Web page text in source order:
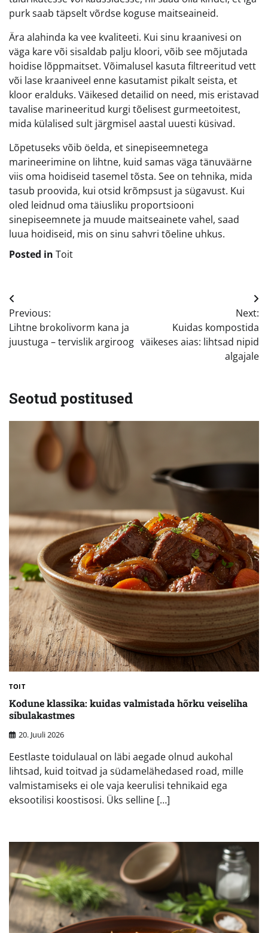
purk saab täpselt võrdse koguse maitseaineid.
Ära alahinda ka vee kvaliteeti. Kui sinu kraanivesi on
väga kare või sisaldab palju kloori, võib see mõjutada
hoidise lõppmaitset. Võimalusel kasuta filtreeritud vett
või lase kraaniveel enne kasutamist pikalt seista, et
kloor eralduks. Väikesed detailid on need, mis eristavad
tavalise marineeritud kurgi tõelisest gurmeetoitest,
mida külalised sult järgmisel aastal uuesti küsivad.
Lõpetuseks võib öelda, et sinepiseemnetega
marineerimine on lihtne, kuid samas väga tänuväärne
viis oma hoidiseid tasemel tõsta. See on tehnika, mida
tasub proovida, kui otsid krõmpsust ja sügavust. Kui
oled leidnud oma täiusliku proportsiooni
sinepiseemnete ja muude maitseainete vahel, saad
luua hoidiseid, mis on sinu sahvri tõeline uhkus.
Posted in Toit
Navigeerimine
Previous:
Lihtne brokolivorm kana ja
juustuga – tervislik argiroog
Next:
Kuidas kompostida
väikeses aias: lihtsad nipid
algajale
Seotud postitused
TOIT
Kodune klassika: kuidas valmistada hõrku veiseliha
sibulakastmes
20. Juuli 2026
Eestlaste toidulaual on läbi aegade olnud aukohal
lihtsad, kuid toitvad ja südamelähedased road, mille
valmistamiseks ei ole vaja keerulisi tehnikaid ega
eksootilisi koostisosi. Üks selline […]